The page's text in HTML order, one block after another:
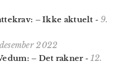
– Ikke aktuelt - 9.
2022
– Det rakner- 12.